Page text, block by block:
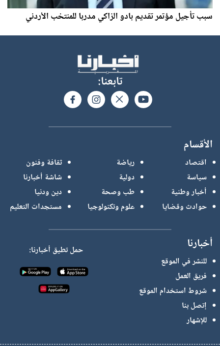
سبب تأجيل مؤتمر تقديم بادو الزاكي مدربا للمنتخب الأردني
تابعنا:
الأقسام
ثقافة وفنون
شاشة أخبارنا
دين ودنيا
مستجدات التعليم
رياضة
دولية
طب وصحة
علوم وتكنولوجيا
اقتصاد
سياسة
أخبار وطنية
حوادث وقضايا
حمل تطيق أخبارنا: أخبارنا
للنشر في الموقع
فريق العمل
شروط استخدام الموقع
إتصل بنا
للإشهار